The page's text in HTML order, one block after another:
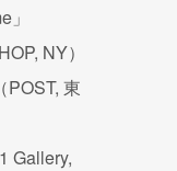
NY）
POST, 東
Gallery,